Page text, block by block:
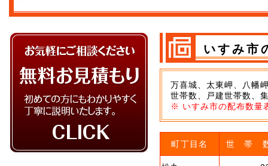
いすみ市
万喜城、太東岬、八幡
世帯数、戸建世帯数、
※ いすみ市の配布数量
町丁目名 世 帯